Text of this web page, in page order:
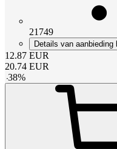
21749
Details van aanbieding
12.87 EUR
20.74 EUR
-38%